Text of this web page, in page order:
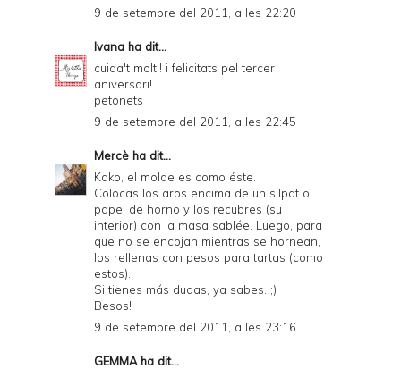
9 de setembre del 2011, a les 22:20
Ivana ha dit...
cuida't molt!! i felicitats pel tercer
aniversari!
petonets
9 de setembre del 2011, a les 22:45
Mercè ha dit...
Kako, el molde es como éste
Colocas los aros encima de un silpat o
papel de horno y los recubres (su
interior) con la masa sablée. Luego, para
que no se encojan mientras se hornean,
los rellenas con pesos para tartas (como
estos).
Si tienes más dudas, ya sabes. ;)
Besos!
9 de setembre del 2011, a les 23:16
GEMMAha dit...